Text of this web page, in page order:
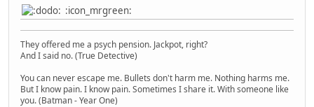
:icon_mrgreen:
They offered me a psych pension. Jackpot, right?
And I said no. (True Detective)
You can never escape me. Bullets don't harm me. Nothing harms me.
But I know pain. I know pain. Sometimes I share it. With someone like
you. (Batman - Year One)